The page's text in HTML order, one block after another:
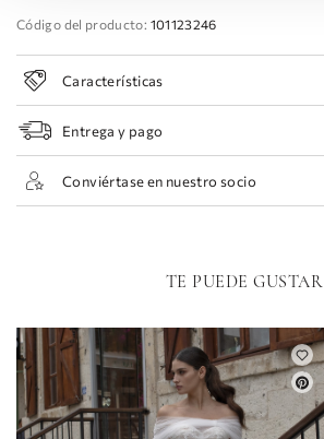
Código del producto: 101123246
Características
Entrega y pago
Conviértase en nuestro socio
TE PUEDE GUSTAR